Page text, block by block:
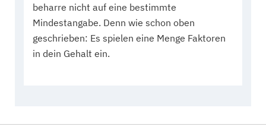
beharre nicht auf eine bestimmte
Mindestangabe. Denn wie schon oben
geschrieben: Es spielen eine Menge Faktoren
in dein Gehalt ein.